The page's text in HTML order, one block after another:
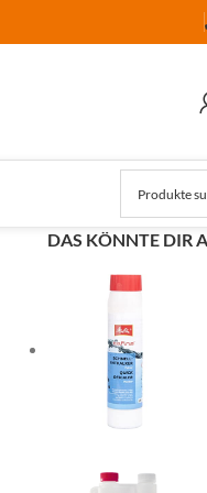
DAS KÖNNTE DIR